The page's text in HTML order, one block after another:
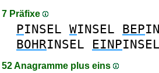
7 Präfixe
PINSEL WINSEL BEP
BOHRINSEL EINPINSEL
52 Anagramme plus eins